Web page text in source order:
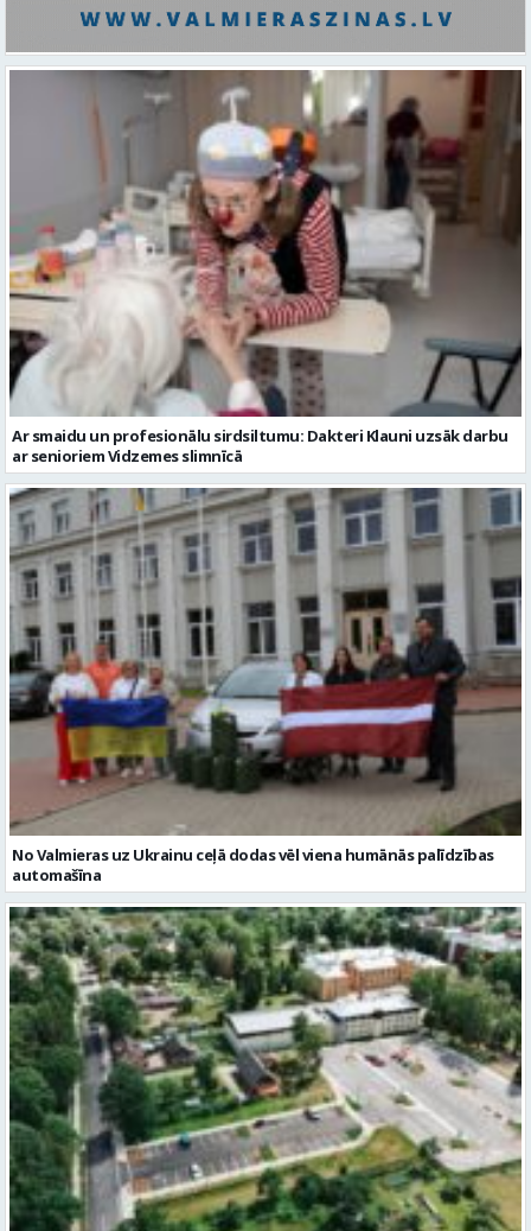
Ar smaidu un profesionālu sirdsiltumu: Dakteri Klauni uzsāk darbu
ar senioriem Vidzemes slimnīcā
No Valmieras uz Ukrainu ceļā dodas vēl viena humānās palīdzības
automašīna
Noslēgusies Semināra ielas pārbūve un stāvlaukuma izbūve
Valmierā
Reklāmraksti Skatīt visu